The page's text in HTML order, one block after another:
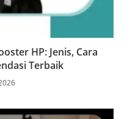
HP: Jenis, Cara
Terbaik